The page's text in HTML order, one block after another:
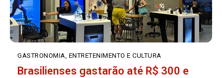
GASTRONOMIA, ENTRETENIMENTO E CULTURA
Brasilienses gastarão até R$ 300 e